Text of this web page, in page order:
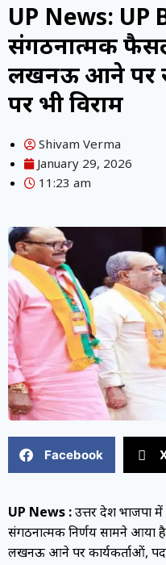
UP News: UP
संगठनात्मक
लखनऊ आने पर
पर भी विराम
Shivam Verma
January 29, 2026
11:23 am
Facebook
UP News :उत्तर प्रदेश
संगठनात्मक निर्णय सामने आया
लखनऊ आने पर कार्यकर्ताओं,